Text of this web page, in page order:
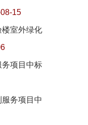
15
室外绿化
项目中标
务项目中